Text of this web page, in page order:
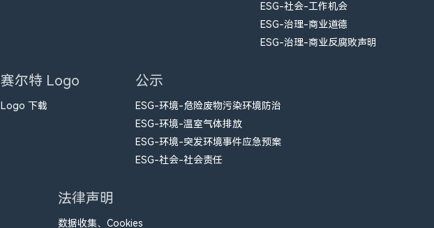
ESG-社会-工作机会
ESG-治理-商业道德
ESG-治理-商业反腐败声明
赛尔特 Logo
Logo 下载
公示
ESG-环境-危险废物污染环境防治
ESG-环境-温室气体排放
ESG-环境-突发环境事件应急预案
ESG-社会-社会责任
法律声明
数据收集、Cookies